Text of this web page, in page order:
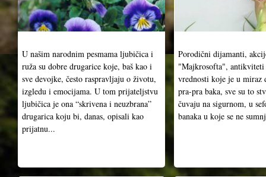
U našim narodnim pesmama ljubičica i
ruža su dobre drugarice koje, baš kao i
sve devojke, često raspravljaju o životu,
izgledu i emocijama. U tom prijateljstvu
ljubičica je ona “skrivena i neuzbrana”
drugarica koju bi, danas, opisali kao
prijatnu...
Porodični dijamanti,
"Majkrosofta", antikviteti
vrednosti koje je u miraz
pra-pra baka, sve su to
čuvaju na sigurnom, u
banaka u koje se ne